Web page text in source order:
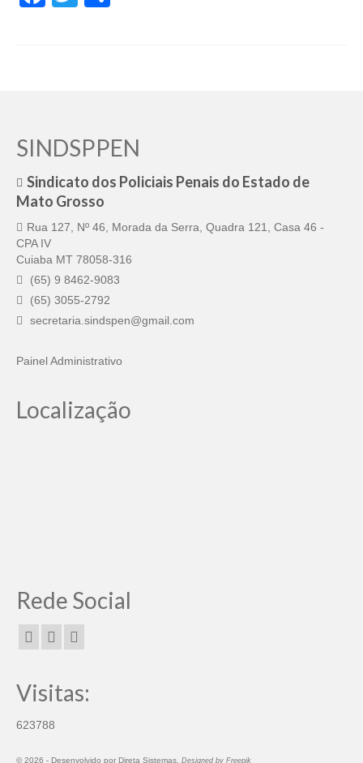
Permutas Disponíveis
Área do Filiado
Regimento interno do Sindsppen
SINDSPPEN
Sindicato dos Policiais Penais do Estado de
Mato Grosso
Rua 127, Nº 46, Morada da Serra, Quadra 121, Casa 46 -
CPA IV
Cuiaba MT 78058-316
(65) 9 8462-9083
(65) 3055-2792
secretaria.sindspen@gmail.com
Painel Administrativo
Localização
Rede Social
Visitas:
623788
© 2026 - Desenvolvido por Direta Sistemas. Designed by Freepik